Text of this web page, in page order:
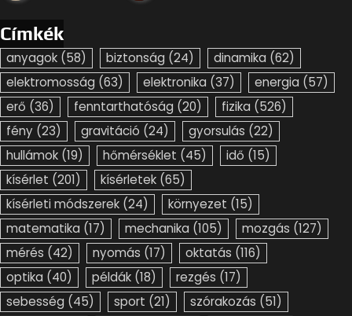
Címkék
anyagok (58) biztonság (24) dinamika (62)
elektromosság (63) elektronika (37) energia (57)
erő (36) fenntarthatóság (20) fizika (526)
fény (23) gravitáció (24) gyorsulás (22)
hullámok (19) hőmérséklet (45) idő (15)
kísérlet (201) kísérletek (65)
kísérleti módszerek (24) környezet (15)
matematika (17) mechanika (105) mozgás (127)
mérés (42) nyomás (17) oktatás (116)
optika (40) példák (18) rezgés (17)
sebesség (45) sport (21) szórakozás (51)